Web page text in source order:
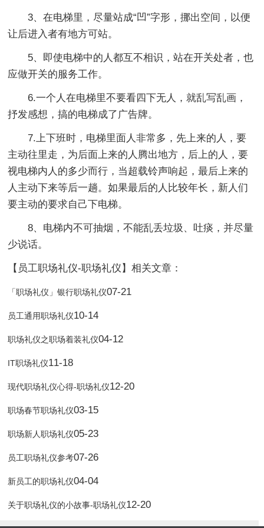
3、在电梯里，尽量站成“凹”字形，挪出空间，以便
让后进入者有地方可站。
5、即使电梯中的人都互不相识，站在开关处者，也
应做开关的服务工作。
6.一个人在电梯里不要看四下无人，就乱写乱画，
抒发感想，搞的电梯成了广告牌。
7.上下班时，电梯里面人非常多，先上来的人，要
主动往里走，为后面上来的人腾出地方，后上的人，要
视电梯内人的多少而行，当超载铃声响起，最后上来的
人主动下来等后一趟。如果最后的人比较年长，新人们
要主动的要求自己下电梯。
8、电梯内不可抽烟，不能乱丢垃圾、吐痰，并尽量
少说话。
【员工职场礼仪-职场礼仪】相关文章：
「职场礼仪」银行职场礼仪07-21
员工通用职场礼仪10-14
职场礼仪之职场着装礼仪04-12
IT职场礼仪11-18
现代职场礼仪心得-职场礼仪12-20
职场春节职场礼仪03-15
职场新人职场礼仪05-23
员工职场礼仪参考07-26
新员工的职场礼仪04-04
关于职场礼仪的小故事-职场礼仪12-20